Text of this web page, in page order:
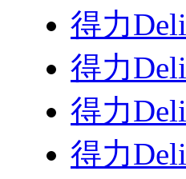
得力
得力
得力
得力